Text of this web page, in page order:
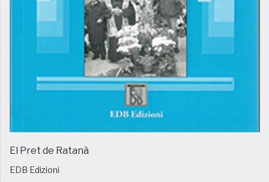
El Pret de Ratanà
EDB Edizioni